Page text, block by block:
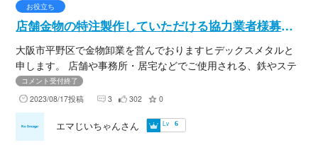
お役立ち
店舗金物の特注製作していただける協力業者様募集です。
大阪市平野区で金物卸業を営んでおりますヒデックスメタルと
申します。 店舗や事務所・居宅などでご使用される、鉄やステ
ンレス商品の特注製作金物の販売をしておりますが現在お願い
いたしております協力業者様が年齢的に仕事が難しくなり、 今
回新たに、金物特注製作していただける業者様を捜しておりま
す。 商品を代表してお店のハンガー・ケース・ミラー枠・什
コメント受付終了
2023/08/17投稿 3 302 0
エマじいちゃんさん Lv 6